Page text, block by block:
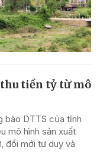
tiền tỷ từ mô
bào DTTS của tỉnh
mô hình sản xuất
đổi mới tư duy và